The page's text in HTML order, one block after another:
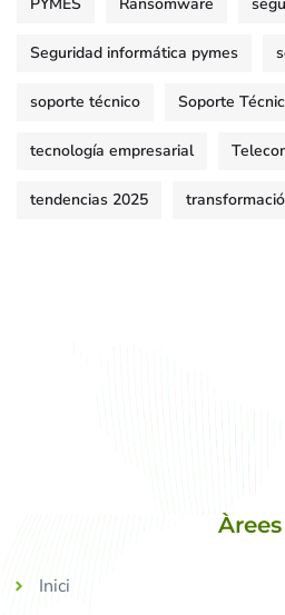
Seguridad informática pymes
soporte técnico Soporte
tecnología empresarial
tendencias 2025
Àrees
Inici